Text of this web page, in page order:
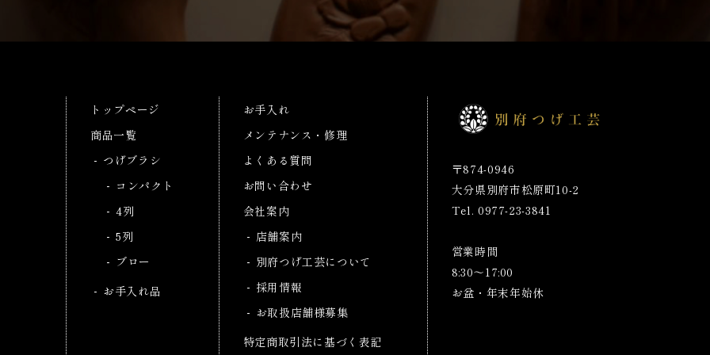
トップページ
商品一覧
つげブラシ
コンパクト
4列
5列
ブロー
お手入れ品
お手入れ
メンテナンス・修理
よくある質問
お問い合わせ
会社案内
店舗案内
別府つげ工芸について
採用情報
お取扱店舗様募集
特定商取引法に基づく表記
〒874-0946
大分県別府市松原町10-2
Tel. 0977-23-3841
営業時間
8:30～17:00
お盆・年末年始休